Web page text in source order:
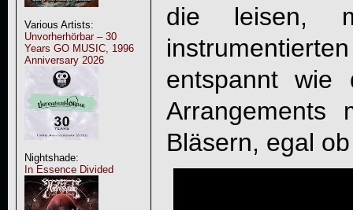
Various Artists:
Unvorherhörbar – 30
Years GO MUSIC, 1996
Anniversary 2026
Nightshade:
In Essence Divided
die leisen,
entspannt wie
Arrangements
Bläsern, egal